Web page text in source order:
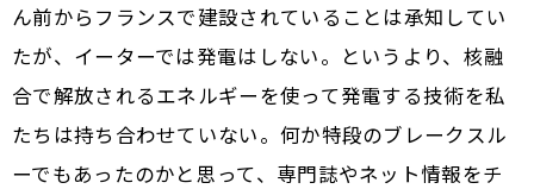
ん前からフランスで建設されていることは承知してい
たが、イーターでは発電はしない。というより、核融
合で解放されるエネルギーを使って発電する技術を私
たちは持ち合わせていない。何か特段のブレークスル
ーでもあったのかと思って、専門誌やネット情報をチ